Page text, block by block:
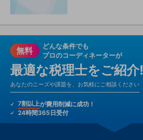
無料
どんな条件でも
プロのコーディネーターが
最適な税理士をご紹介!
あなたのニーズや課題を、お気軽にご相談ください
7割以上が費用削減に成功！
24時間365日受付